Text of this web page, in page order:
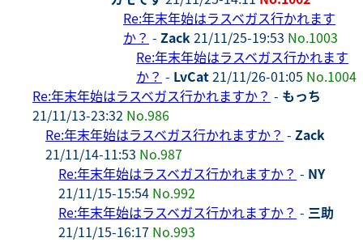
Re:年末年始はラスベガス行かれます
か？ - Zack21/11/25-19:53 No.1003
Re:年末年始はラスベガス行かれます
か？ - LvCat21/11/26-01:05 No.1004
Re:年末年始はラスベガス行かれますか？ - もっち
21/11/13-23:32 No.986
Re:年末年始はラスベガス行かれますか？ - Zack
21/11/14-11:53 No.987
Re:年末年始はラスベガス行かれますか？ - NY
21/11/15-15:54 No.992
Re:年末年始はラスベガス行かれますか？ - 三助
21/11/15-16:17 No.993